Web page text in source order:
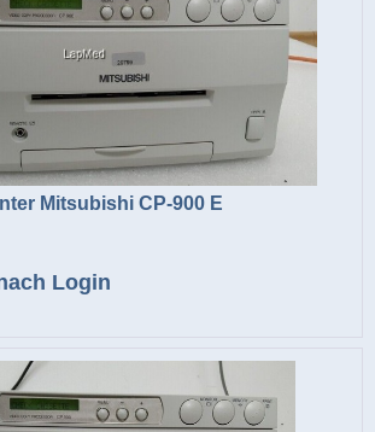
Mitsubishi CP-900 E
Login